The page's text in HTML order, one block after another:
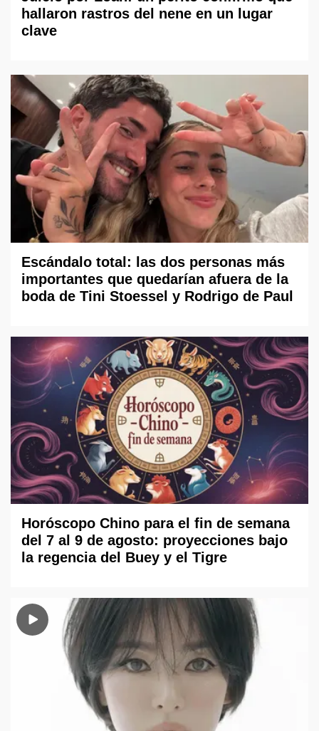
hallaron rastros del nene en un lugar
clave
Escándalo total: las dos personas más
importantes que quedarían afuera de la
boda de Tini Stoessel y Rodrigo de Paul
Horóscopo Chino para el fin de semana
del 7 al 9 de agosto: proyecciones bajo
la regencia del Buey y el Tigre